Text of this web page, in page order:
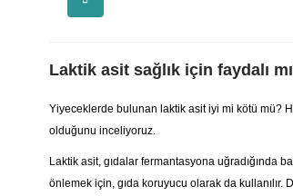
Laktik asit sağlık için faydalı
Yiyeceklerde bulunan laktik asit iyi mi kötü mü?
olduğunu inceliyoruz.
Laktik asit, gıdalar fermantasyona uğradığında
önlemek için, gıda koruyucu olarak da